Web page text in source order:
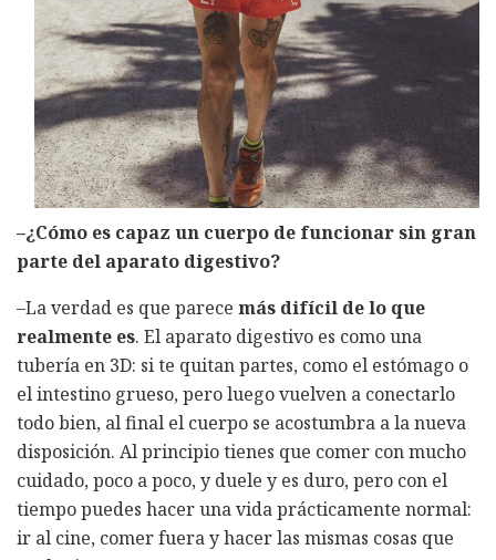
–¿Cómo es capaz un cuerpo de funcionar sin gran
parte del aparato digestivo?
–La verdad es que parece más difícil de lo que
realmente es. El aparato digestivo es como una
tubería en 3D: si te quitan partes, como el estómago o
el intestino grueso, pero luego vuelven a conectarlo
todo bien, al final el cuerpo se acostumbra a la nueva
disposición. Al principio tienes que comer con mucho
cuidado, poco a poco, y duele y es duro, pero con el
tiempo puedes hacer una vida prácticamente normal:
ir al cine, comer fuera y hacer las mismas cosas que